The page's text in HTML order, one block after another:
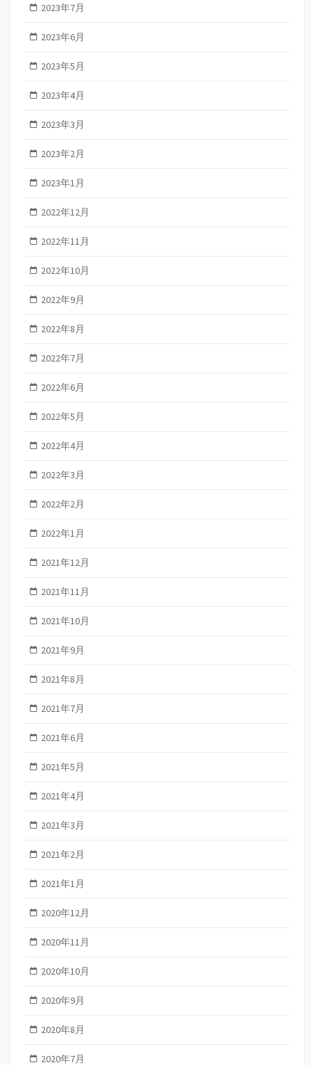
2023年7月
2023年6月
2023年5月
2023年4月
2023年3月
2023年2月
2023年1月
2022年12月
2022年11月
2022年10月
2022年9月
2022年8月
2022年7月
2022年6月
2022年5月
2022年4月
2022年3月
2022年2月
2022年1月
2021年12月
2021年11月
2021年10月
2021年9月
2021年8月
2021年7月
2021年6月
2021年5月
2021年4月
2021年3月
2021年2月
2021年1月
2020年12月
2020年11月
2020年10月
2020年9月
2020年8月
2020年7月